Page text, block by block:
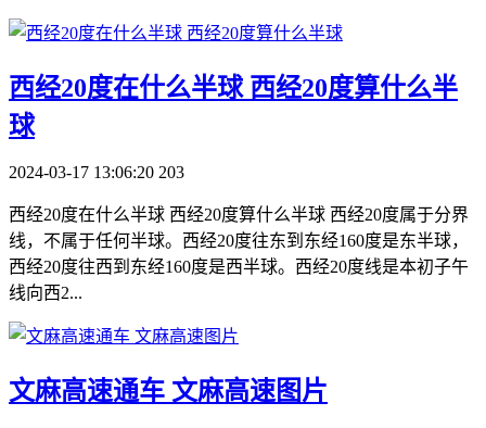
​西经20度在什么半球 西经20度算什么半
球
2024-03-17 13:06:20 203
西经20度在什么半球 西经20度算什么半球 西经20度属于分界
线，不属于任何半球。西经20度往东到东经160度是东半球，
西经20度往西到东经160度是西半球。西经20度线是本初子午
线向西2...
​文麻高速通车 文麻高速图片